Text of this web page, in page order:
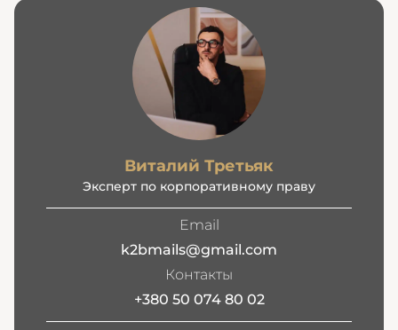
Виталий Третьяк
Эксперт по корпоративному праву
Email
k2bmails@gmail.com
Контакты
+380 50 074 80 02